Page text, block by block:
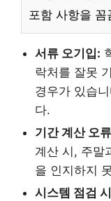
포함 사항을 꼼
서류 오기입:
락처를 잘못
경우가 있습
다.
기간 계산 오
계산 시, 주말
을 인지하지
시스템 점검